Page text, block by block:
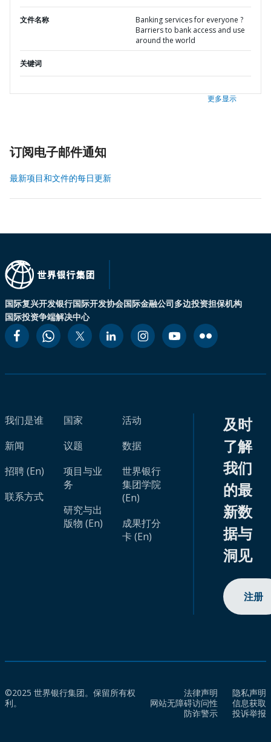
文件名称
Banking services for everyone ?
Barriers to bank access and use
around the world
关键词
更多显示
订阅电子邮件通知
最新项目和文件的每日更新
国际复兴开发银行国际开发协会国际金融公司多边投资担保机构
国际投资争端解决中心
我们是谁
新闻
招聘 (En)
联系方式
国家
议题
项目与业
务
研究与出
版物 (En)
活动
数据
世界银行
集团学院
(En)
成果打分
卡 (En)
及时
了解
我们
的最
新数
据与
洞见
注册
©2025 世界银行集团。保留所有权
利。
法律声明
隐私声明
网站无障碍访问性
信息获取
防诈警示
投诉举报